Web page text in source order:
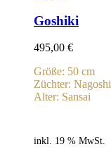
Goshiki
495,00 €
Größe: 50 cm
Züchter: Nagoshi
Alter: Sansai
inkl. 19 % MwSt.